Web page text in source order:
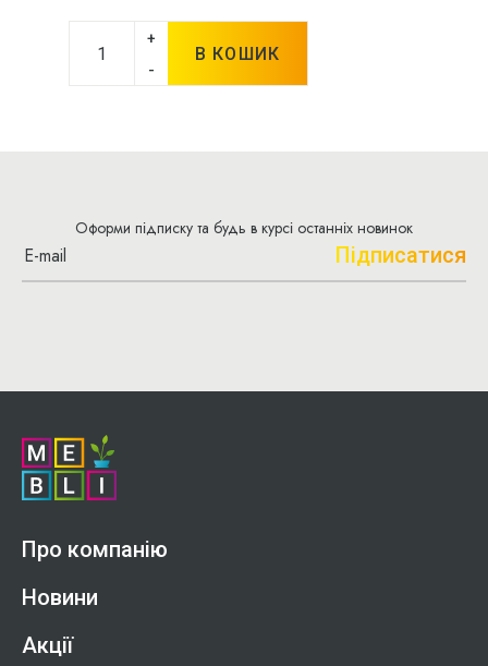
+
-
В КОШИК
Оформи підписку та будь в курсі останніх новинок
Підписатися
Про компанію
Новини
Акції